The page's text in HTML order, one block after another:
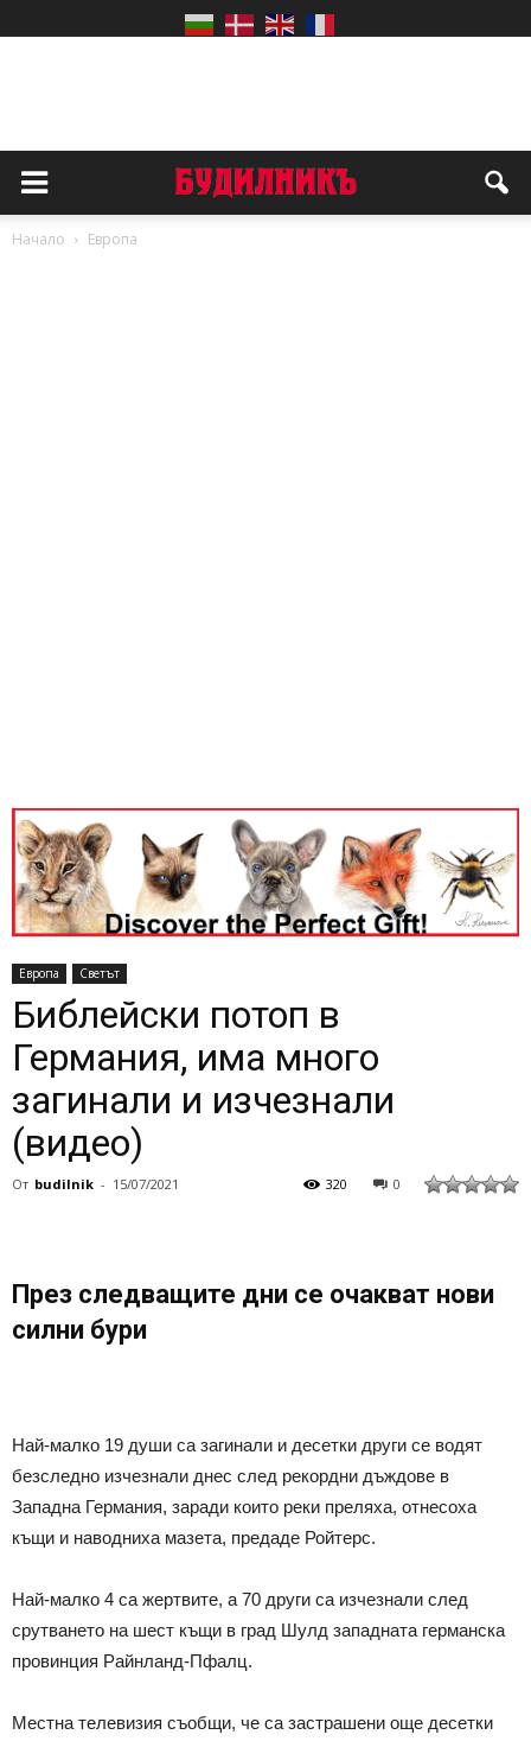
Начало Европа
Европа Светът
Библейски потоп в
Германия, има много
загинали и изчезнали
(видео)
От budilnik - 15/07/2021 0
320
През следващите дни се очакват нови
силни бури
Най-малко 19 души са загинали и десетки други се водят
безследно изчезнали днес след рекордни дъждове в
Западна Германия, заради които реки преляха, отнесоха
къщи и наводниха мазета, предаде Ройтерс.
Най-малко 4 са жертвите, а 70 други са изчезнали след
срутването на шест къщи в град Шулд западната германска
провинция Райнланд-Пфалц.
Местна телевизия съобщи, че са застрашени още десетки